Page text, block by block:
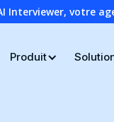
Interviewer, votre
Produit